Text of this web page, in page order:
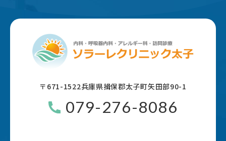
〒671-1522兵庫県揖保郡太子町矢田部90-1
079-276-8086